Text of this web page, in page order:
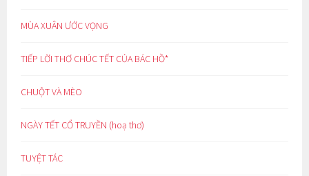
MÙA XUÂN ƯỚC VỌNG
TIẾP LỜI THƠ CHÚC TẾT CỦA BÁC HỒ*
CHUỘT VÀ MÈO
NGÀY TẾT CỔ TRUYỀN (hoạ thơ)
TUYỆT TÁC